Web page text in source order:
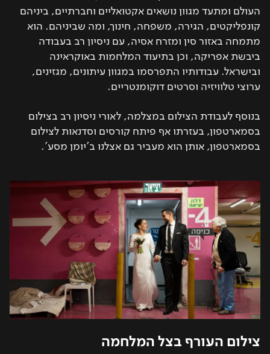
העולם ומתעד מגוון נושאים אקטואליים וחברתיים, ביניהם
קונפליקטים, הגירה, משפחה, חינוך, ומה שביניהם. הוא
מתמחה באזור סין ומזרח אסיה, עם ניסיון רב בעבודה
ביבשת אפריקה, וכן בתיעוד המלחמות באוקראינה
ובישראל. עבודותיו התפרסמו במגוון עיתונים, מגזינים,
ערוצי טלוויזיה וסרטים דוקומנטריים.
בנוסף לעבודת הצילום במצלמה, לאורי ניסיון רב בצילום
בסמארטפון, בעזרתו אף פיתח קורסים וסדנאות לצילום
בסמארטפון, אותן הוא מעביר גם אצלנו ב'יומן מסע'.
צילום העורף בצל המלחמה